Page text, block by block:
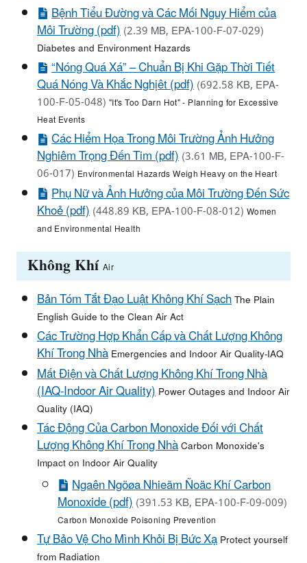
Bệnh Tiểu Đường và Các Mối Nguy Hiểm của
Môi Trường (pdf)(2.39 MB, EPA-100-F-07-029)
Diabetes and Environment Hazards
“Nóng Quá Xá” – Chuẩn Bị Khi Gặp Thời Tiết
Quá Nóng Và Khắc Nghịêt (pdf)(692.58 KB, EPA-
100-F-05-048) "It's Too Darn Hot" - Planning for Excessive
Heat Events
Các Hiểm Họa Trong Môi Trường Ảnh Hưởng
Nghiêm Trọng Đến Tim (pdf)(3.61 MB, EPA-100-F-
06-017) Environmental Hazards Weigh Heavy on the Heart
Phụ Nữ và Ảnh Hưởng của Môi Trường Đến Sức
Khoẻ (pdf)(448.89 KB, EPA-100-F-08-012) Women
and Environmental Health
Không Khí Air
Bản Tóm Tắt Đạo Luật Không Khí SạchThe Plain
English Guide to the Clean Air Act
Các Trường Hợp Khẩn Cấp và Chất Lượng Không
Khí Trong NhàEmergencies and Indoor Air Quality-IAQ
Mất Điện và Chất Lượng Không Khí Trong Nhà
(IAQ-Indoor Air Quality)Power Outages and Indoor Air
Quality (IAQ)
Tác Động Của Carbon Monoxide Đối với Chất
Lượng Không Khí Trong NhàCarbon Monoxide's
Impact on Indoor Air Quality
Ngaên Ngöøa Nhieãm Ñoäc Khí Carbon
Monoxide (pdf)(391.53 KB, EPA-100-F-09-009)
Carbon Monoxide Poisoning Prevention
Tự Bảo Vệ Cho Mình Khỏi Bị Bức XạProtect yourself
from Radiation